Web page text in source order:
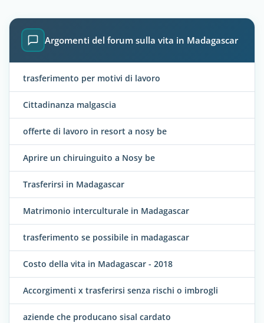
Argomenti del forum sulla vita in Madagascar
trasferimento per motivi di lavoro
Cittadinanza malgascia
offerte di lavoro in resort a nosy be
Aprire un chiruinguito a Nosy be
Trasferirsi in Madagascar
Matrimonio interculturale in Madagascar
trasferimento se possibile in madagascar
Costo della vita in Madagascar - 2018
Accorgimenti x trasferirsi senza rischi o imbrogli
aziende che producano sisal cardato